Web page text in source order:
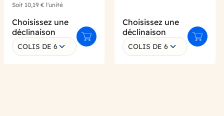
panier
Soit 10,19 € l'unité
Choisissez une
déclinaison
COLIS DE 6
Ajouter au panier
Choisissez une
déclinaison
COLIS DE 6
Ajouter